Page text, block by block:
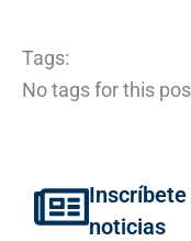
Tags:
No tags for this
noticias